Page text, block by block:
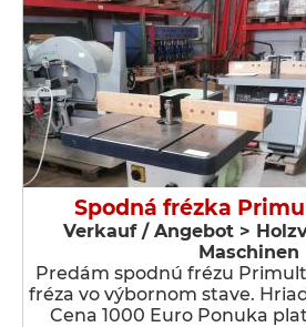
Spodná frézka
Verkauf / Angebot >
Maschinen
Predám spodnú frézu
fréza vo výbornom stave.
Cena 1000 Euro Ponuka